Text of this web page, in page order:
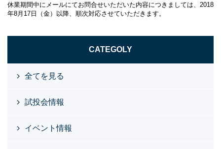
休業期間中にメールにてお問合せいただいた内容につきましては、2018
年8月17日（金）以降、順次対応させていただきます。
CATEGOLY
全てを見る
試投会情報
イベント情報